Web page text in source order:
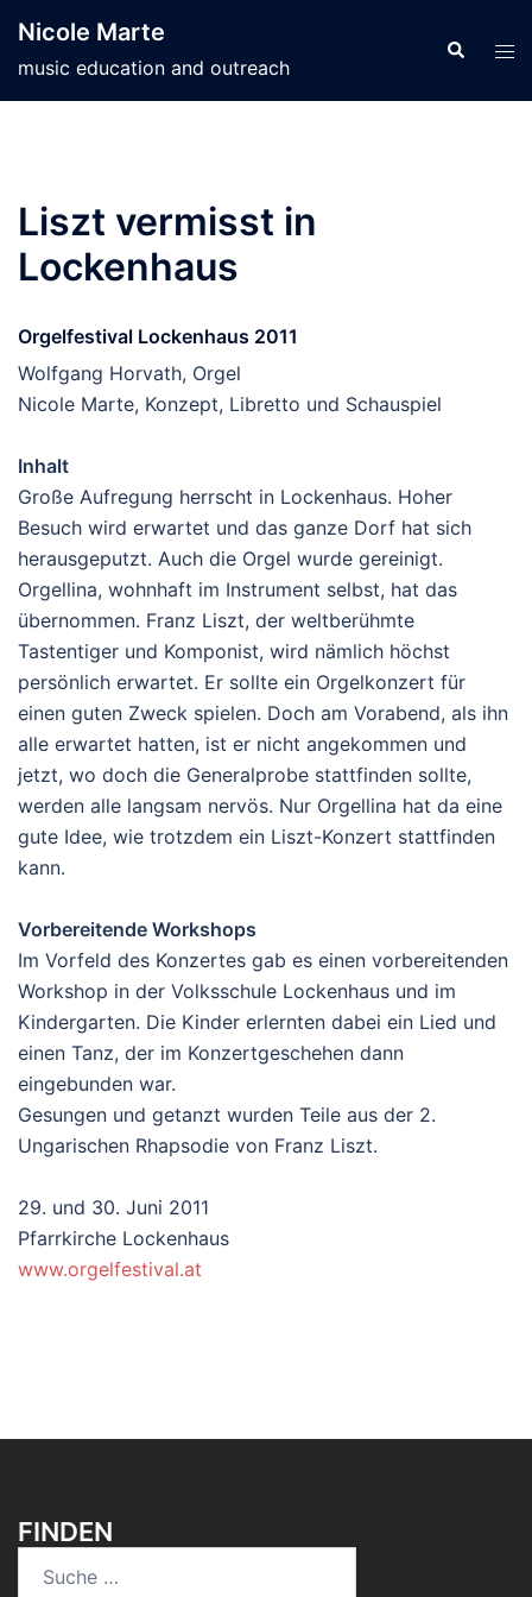
content
Nicole Marte
music education and outreach
Search
Liszt vermisst in
Lockenhaus
Orgelfestival Lockenhaus 2011
Wolfgang Horvath, Orgel
Nicole Marte, Konzept, Libretto und Schauspiel
Inhalt
Große Aufregung herrscht in Lockenhaus. Hoher
Besuch wird erwartet und das ganze Dorf hat sich
herausgeputzt. Auch die Orgel wurde gereinigt.
Orgellina, wohnhaft im Instrument selbst, hat das
übernommen. Franz Liszt, der weltberühmte
Tastentiger und Komponist, wird nämlich höchst
persönlich erwartet. Er sollte ein Orgelkonzert für
einen guten Zweck spielen. Doch am Vorabend, als ihn
alle erwartet hatten, ist er nicht angekommen und
jetzt, wo doch die Generalprobe stattfinden sollte,
werden alle langsam nervös. Nur Orgellina hat da eine
gute Idee, wie trotzdem ein Liszt-Konzert stattfinden
kann.
Vorbereitende Workshops
Im Vorfeld des Konzertes gab es einen vorbereitenden
Workshop in der Volksschule Lockenhaus und im
Kindergarten. Die Kinder erlernten dabei ein Lied und
einen Tanz, der im Konzertgeschehen dann
eingebunden war.
Gesungen und getanzt wurden Teile aus der 2.
Ungarischen Rhapsodie von Franz Liszt.
29. und 30. Juni 2011
Pfarrkirche Lockenhaus
www.orgelfestival.at
FINDEN